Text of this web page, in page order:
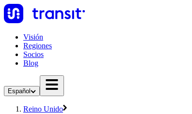
Visión
Regiones
Socios
Blog
Español
Reino Unido